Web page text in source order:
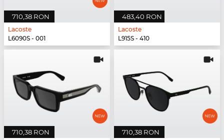
710,38 RON
Lacoste
L6090S - 001
483,40 RON
Lacoste
L915S - 410
710,38 RON 710,38 RON